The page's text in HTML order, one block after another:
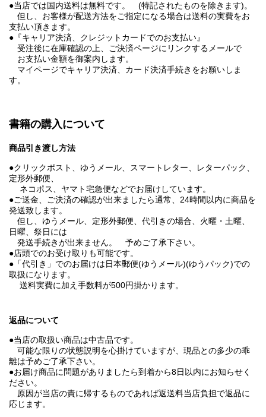
●当店では国内送料は無料です。 (特記されたものを除きます)。
但し、お客様が配送方法をご指定になる場合は送料の実費をお
支払い頂きます。
●『キャリア決済、クレジットカードでのお支払い』
受注後に在庫確認の上、ご決済ページにリンクするメールで
お支払い金額を御案内します。
マイページでキャリア決済、カード決済手続きをお願いしま
す。
書籍の購入について
商品引き渡し方法
●クリックポスト、ゆうメール、スマートレター、レターパック、
定形外郵便、
ネコポス、ヤマト宅急便などでお届けしています。
●ご送金、ご決済の確認が出来ましたら通常、24時間以内に商品を
発送致します。
但し、ゆうメール、定形外郵便、代引きの場合、火曜・土曜、
日曜、祭日には
発送手続きが出来ません。 予めご了承下さい。
●店頭でのお受け取りも可能です。
●「代引き」でのお届けは日本郵便(ゆうメール)(ゆうパック)での
取扱になります。
送料実費に加え手数料が500円掛かります。
返品について
●当店の取扱い商品は中古品です。
可能な限りの状態説明を心掛けていますが、現品との多少の乖
離は予めご了承下さい。
●お届け商品に問題がありましたら到着から8日以内にお知らせく
ださい。
原因が当店の責に帰するものであれば返送料当店負担で返品に
応じます。